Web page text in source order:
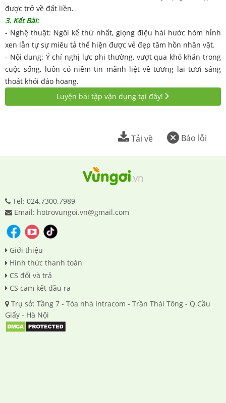
được trở về đất liền.
3. Kết Bài:
- Nghệ thuật: Ngôi kể thứ nhất, giọng điệu hài hước hóm hỉnh
xen lẫn tự sự miêu tả thể hiện được vẻ đẹp tâm hồn nhân vật.
- Nội dung: Ý chí nghị lực phi thường, vượt qua khó khăn trong
cuộc sống, luôn có niềm tin mãnh liệt về tương lai tươi sáng
thoát khỏi đảo hoang.
Luyện bài tập vận dụng tại đây!
Báo lỗi
Tải về
Tel: 024.7300.7989
Email: hotrovungoi.vn@gmail.com
Giới thiệu
Hình thức thanh toán
CS đổi và trả
CS cam kết đầu ra
Trụ sở: Tầng 7 - Tòa nhà Intracom - Trần Thái Tông - Q.Cầu
Giấy - Hà Nội